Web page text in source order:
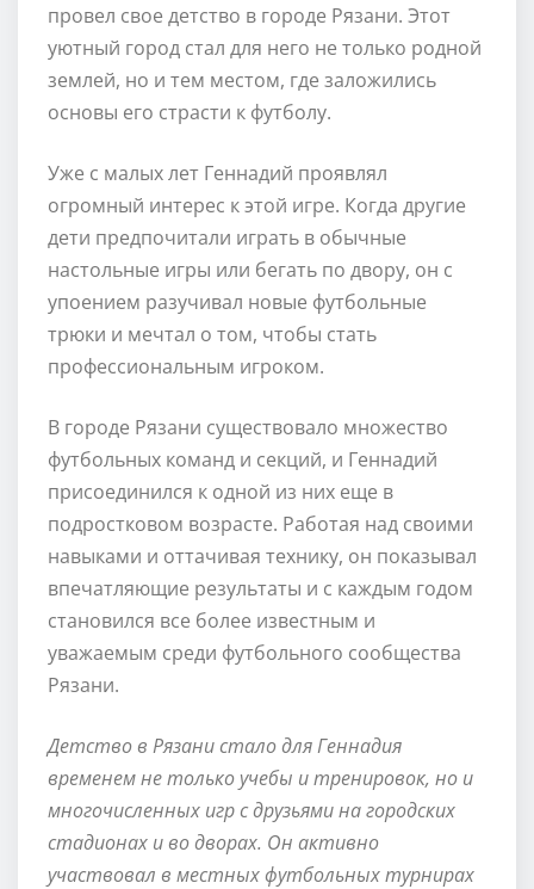
провел свое детство в городе Рязани. Этот
уютный город стал для него не только родной
землей, но и тем местом, где заложились
основы его страсти к футболу.
Уже с малых лет Геннадий проявлял
огромный интерес к этой игре. Когда другие
дети предпочитали играть в обычные
настольные игры или бегать по двору, он с
упоением разучивал новые футбольные
трюки и мечтал о том, чтобы стать
профессиональным игроком.
В городе Рязани существовало множество
футбольных команд и секций, и Геннадий
присоединился к одной из них еще в
подростковом возрасте. Работая над своими
навыками и оттачивая технику, он показывал
впечатляющие результаты и с каждым годом
становился все более известным и
уважаемым среди футбольного сообщества
Рязани.
Детство в Рязани стало для Геннадия
временем не только учебы и тренировок, но и
многочисленных игр с друзьями на городских
стадионах и во дворах. Он активно
участвовал в местных футбольных турнирах